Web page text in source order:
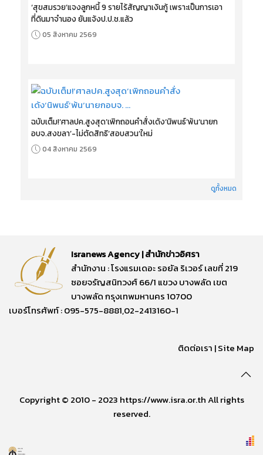
‘สุขสมรวย’แจงลูกหนี้ 9 รายไร้สัญญาเงินกู้ เพราะเป็นการเอา
ที่ดินมาจำนอง ยันแจ้งป.ป.ช.แล้ว
05 สิงหาคม 2569
ฉบับเต็ม!‘ศาลปค.สูงสุด’เพิกถอนคำสั่งเด้ง‘นิพนธ์’พ้น‘นายก
อบจ.สงขลา’-ไม่ตัดสิทธิ‘สอบสวน’ใหม่
04 สิงหาคม 2569
ดูทั้งหมด
Isranews Agency | สำนักข่าวอิศรา
สำนักงาน : โรงแรมเดอะ รอยัล ริเวอร์ เลขที่ 219
ซอยจรัญสนิทวงศ์ 66/1 แขวง บางพลัด เขต
บางพลัด กรุงเทพมหานคร 10700
เบอร์โทรศัพท์ : 095-575-8881,02-2413160-1
ติดต่อเรา |Site Map
Copyright © 2010 - 2023 https://www.isra.or.th All rights
reserved.